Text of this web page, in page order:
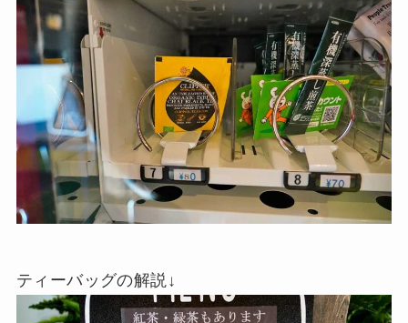
ティーバッグの解説↓